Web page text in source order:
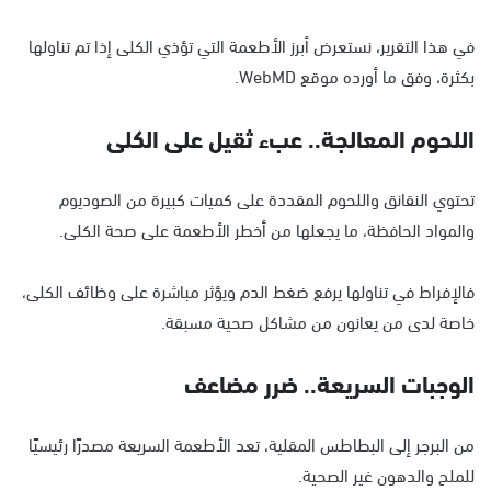
في هذا التقرير، نستعرض أبرز الأطعمة التي تؤذي الكلى إذا تم تناولها
بكثرة، وفق ما أورده موقع WebMD.
اللحوم المعالجة.. عبء ثقيل على الكلى
تحتوي النقانق واللحوم المقددة على كميات كبيرة من الصوديوم
والمواد الحافظة، ما يجعلها من أخطر الأطعمة على صحة الكلى.
فالإفراط في تناولها يرفع ضغط الدم ويؤثر مباشرة على وظائف الكلى،
خاصة لدى من يعانون من مشاكل صحية مسبقة.
الوجبات السريعة.. ضرر مضاعف
من البرجر إلى البطاطس المقلية، تعد الأطعمة السريعة مصدرًا رئيسيًا
للملح والدهون غير الصحية.